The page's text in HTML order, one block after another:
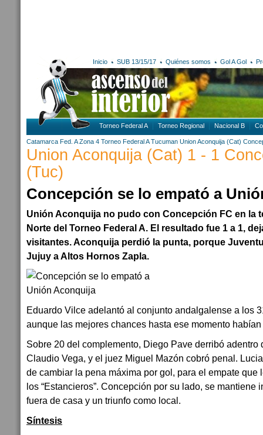
Inicio SUB 13/15/17 Quiénes somos Gol A Gol
Torneo Federal A Torneo Regional Nacional B
Catamarca Fed. A Zona 4 Torneo Federal A Tucuman Union Aconquija (Cat)
Union Aconquija (Cat) 1 - 1
(Tuc)
Concepción se lo empató a
Unión Aconquija no pudo con Concepción FC en la
Norte del Torneo Federal A. El resultado fue 1 a 1,
visitantes. Aconquija perdió la punta, porque
Jujuy a Altos Hornos Zapla.
Eduardo Vilce adelantó al conjunto andalgalense a los
aunque las mejores chances hasta ese momento habían
Sobre 20 del complemento, Diego Pave derribó adentro
Claudio Vega, y el juez Miguel Mazón cobró penal.
de cambiar la pena máxima por gol, para el empate que
los “Estancieros”. Concepción por su lado, se mantiene
fuera de casa y un triunfo como local.
Síntesis